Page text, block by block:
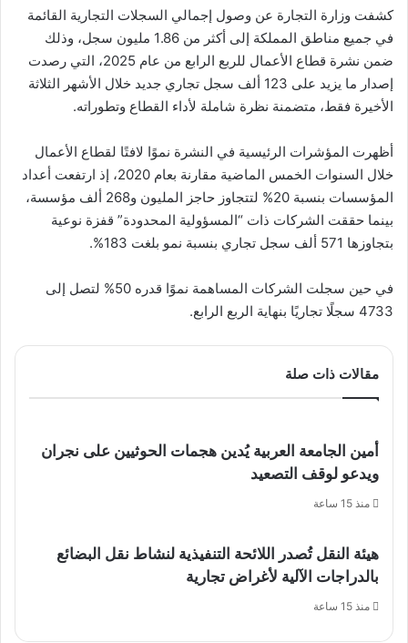
كشفت وزارة التجارة عن وصول إجمالي السجلات التجارية القائمة
في جميع مناطق المملكة إلى أكثر من 1.86 مليون سجل، وذلك
ضمن نشرة قطاع الأعمال للربع الرابع من عام 2025، التي رصدت
إصدار ما يزيد على 123 ألف سجل تجاري جديد خلال الأشهر الثلاثة
الأخيرة فقط، متضمنة نظرة شاملة لأداء القطاع وتطوراته.
أظهرت المؤشرات الرئيسية في النشرة نموًا لافتًا لقطاع الأعمال
خلال السنوات الخمس الماضية مقارنة بعام 2020، إذ ارتفعت أعداد
المؤسسات بنسبة 20% لتتجاوز حاجز المليون و268 ألف مؤسسة،
بينما حققت الشركات ذات “المسؤولية المحدودة” قفزة نوعية
بتجاوزها 571 ألف سجل تجاري بنسبة نمو بلغت 183%.
في حين سجلت الشركات المساهمة نموًا قدره 50% لتصل إلى
4733 سجلًا تجاريًا بنهاية الربع الرابع.
مقالات ذات صلة
أمين الجامعة العربية يُدين هجمات الحوثيين على نجران
ويدعو لوقف التصعيد
منذ 15 ساعة
هيئة النقل تُصدر اللائحة التنفيذية لنشاط نقل البضائع
بالدراجات الآلية لأغراض تجارية
منذ 15 ساعة